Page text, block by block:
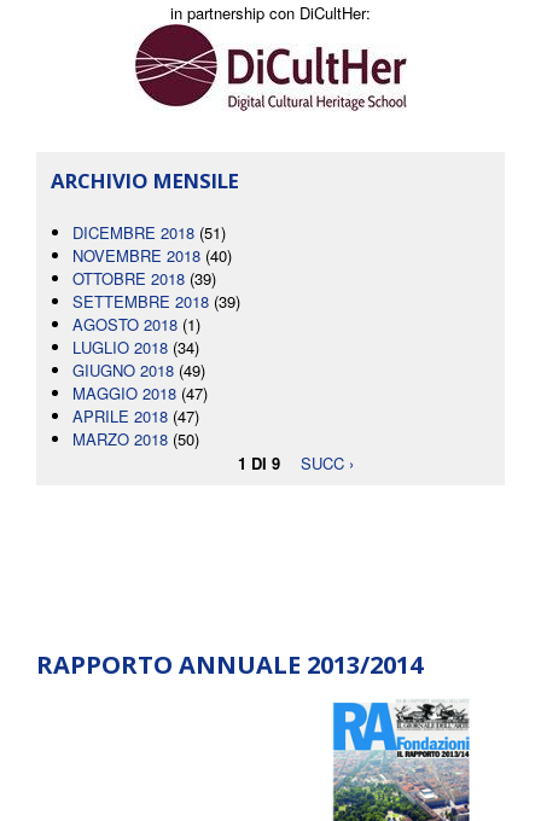
in partnership con DiCultHer:
ARCHIVIO MENSILE
DICEMBRE 2018 (51)
NOVEMBRE 2018 (40)
OTTOBRE 2018 (39)
SETTEMBRE 2018 (39)
AGOSTO 2018 (1)
LUGLIO 2018 (34)
GIUGNO 2018 (49)
MAGGIO 2018 (47)
APRILE 2018 (47)
MARZO 2018 (50)
1 DI 9
SUCC ›
RAPPORTO ANNUALE 2013/2014